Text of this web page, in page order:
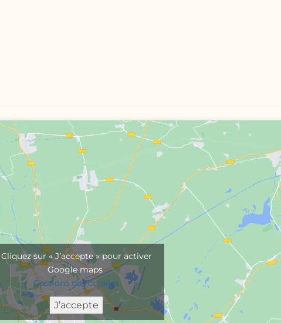
Cliquez sur « J’accepte » pour activer
Google maps
Gestions des cookies
J’accepte